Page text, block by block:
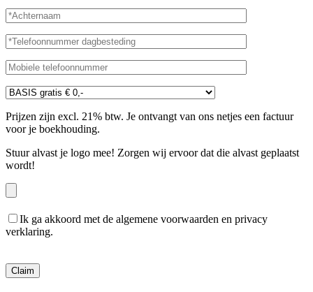
Prijzen zijn excl. 21% btw. Je ontvangt van ons netjes een factuur
voor je boekhouding.
Stuur alvast je logo mee! Zorgen wij ervoor dat die alvast geplaatst
wordt!
Ik ga akkoord met de algemene voorwaarden en privacy
verklaring.